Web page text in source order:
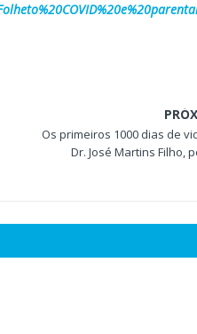
Os primeiros 1000 dias de
Dr. José Martins Filho,